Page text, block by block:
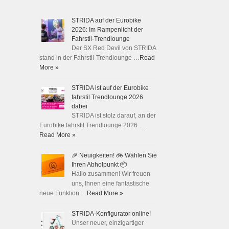
STRIDA auf der Eurobike
2026: Im Rampenlicht der
Fahrstil-Trendlounge
Der SX Red Devil von STRIDA
stand in der Fahrstil-Trendlounge … Read
More »
STRIDA ist auf der Eurobike
fahrstil Trendlounge 2026
dabei
STRIDA ist stolz darauf, an der
Eurobike fahrstil Trendlounge 2026 …
Read More »
🎉 Neuigkeiten! 🚲 Wählen Sie
Ihren Abholpunkt 📦
Hallo zusammen! Wir freuen
uns, Ihnen eine fantastische
neue Funktion … Read More »
STRIDA-Konfigurator online!
Unser neuer, einzigartiger